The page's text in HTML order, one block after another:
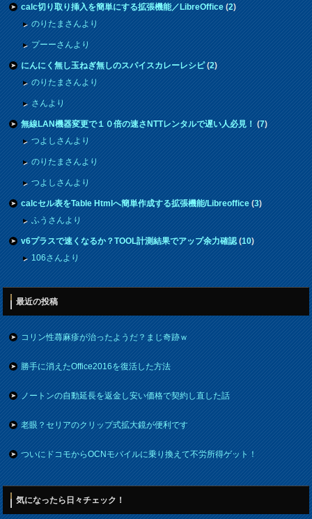
calc切り取り挿入を簡単にする拡張機能／LibreOffice(2)
のりたまさんより
プーーさんより
にんにく無し玉ねぎ無しのスパイスカレーレシピ(2)
のりたまさんより
さんより
無線LAN機器変更で１０倍の速さNTTレンタルで遅い人必見！(7)
つよしさんより
のりたまさんより
つよしさんより
calcセル表をTable Htmlへ簡単作成する拡張機能/Libreoffice(3)
ふうさんより
v6プラスで速くなるか？TOOL計測結果でアップ余力確認(10)
106さんより
最近の投稿
コリン性蕁麻疹が治ったようだ？まじ奇跡ｗ
勝手に消えたOffice2016を復活した方法
ノートンの自動延長を返金し安い価格で契約し直した話
老眼？セリアのクリップ式拡大鏡が便利です
ついにドコモからOCNモバイルに乗り換えて不労所得ゲット！
気になったら日々チェック！